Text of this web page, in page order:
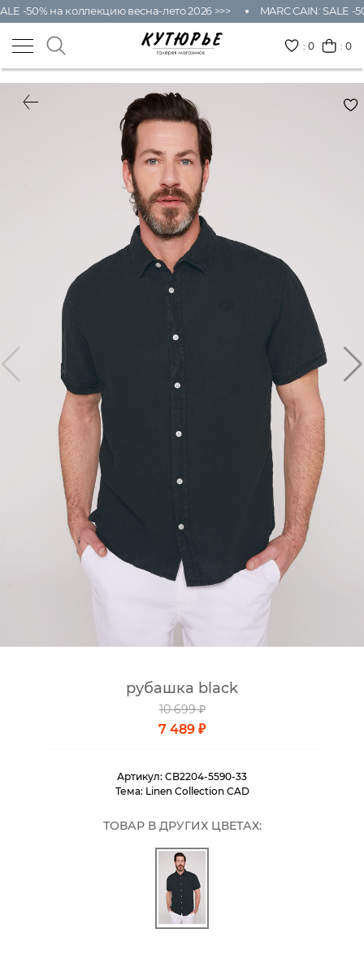
-50% на коллекцию весна-лето 2026 >>> MARC CAIN: SALE -
:0 : 0
рубашка black
10 699 ₽
7 489 ₽
Артикул: CB2204-5590-33
Тема: Linen Collection CAD
ТОВАР В ДРУГИХ ЦВЕТАХ: